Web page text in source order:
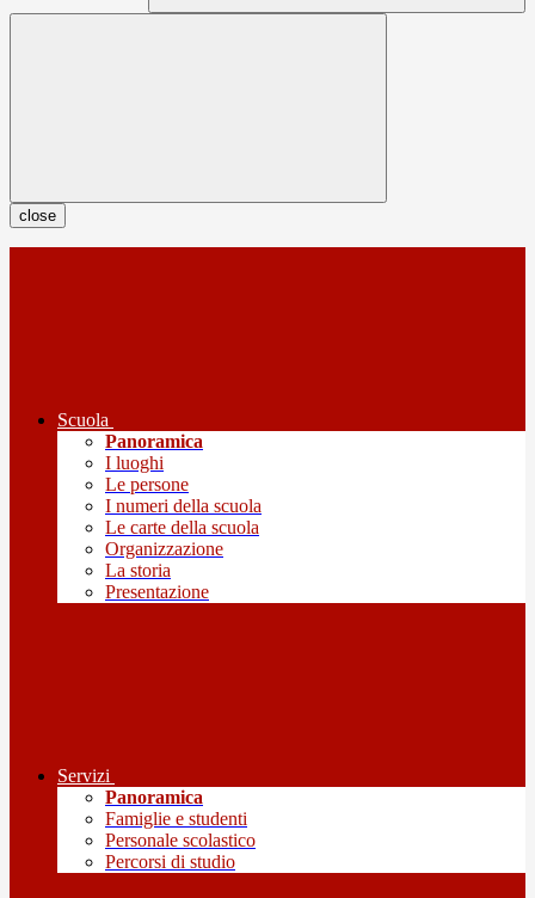
close
Scuola
Panoramica
I luoghi
Le persone
I numeri della scuola
Le carte della scuola
Organizzazione
La storia
Presentazione
Servizi
Panoramica
Famiglie e studenti
Personale scolastico
Percorsi di studio